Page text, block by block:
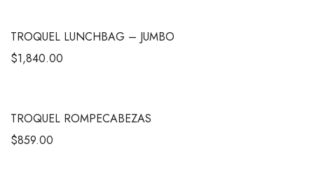
TROQUEL LUNCHBAG – JUMBO
$1,840.00
TROQUEL ROMPECABEZAS
$859.00